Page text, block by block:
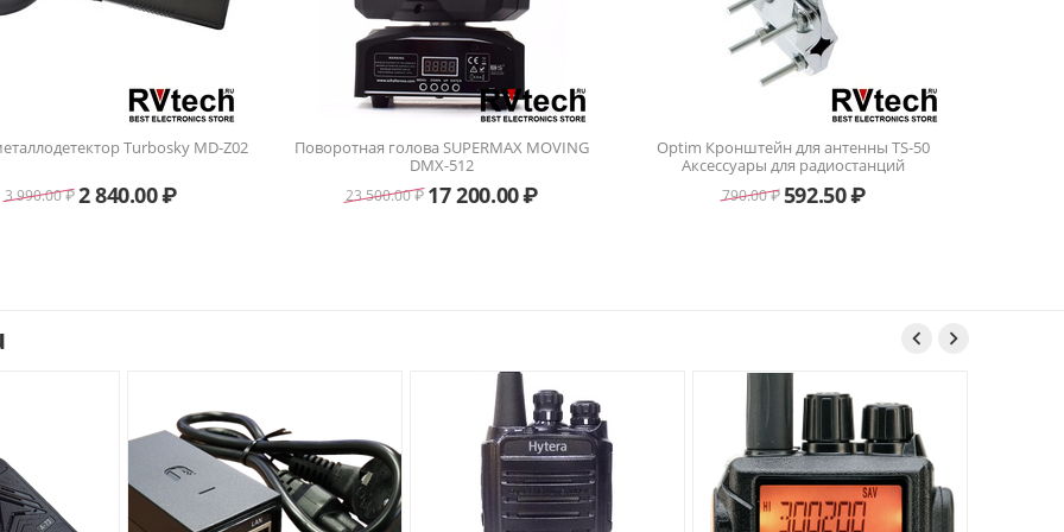
Turbosky MD-Z02
3 990.00₽2 840.00₽
Поворотная голова SUPERMAX MOVING
DMX-512
23 500.00₽ 17 200.00₽
Optim Кронштейн для антенны TS-50
Аксессуары для радиостанций
790.00₽592.50₽
 